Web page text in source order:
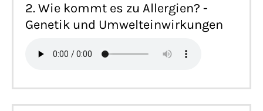
2. Wie kommt es zu Allergien? -
Genetik und Umwelteinwirkungen